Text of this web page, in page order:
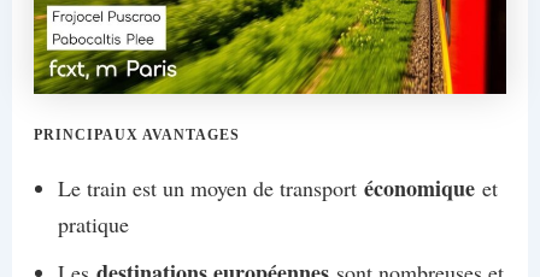
PRINCIPAUX AVANTAGES
Le train est un moyen de transport économiqueet
pratique